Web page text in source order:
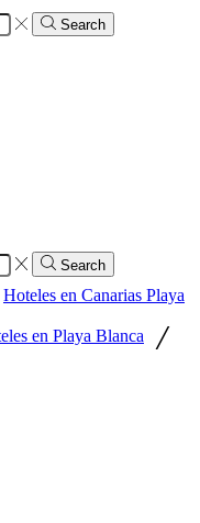
Search
Search
Hoteles en Canarias Playa
en Playa Blanca /